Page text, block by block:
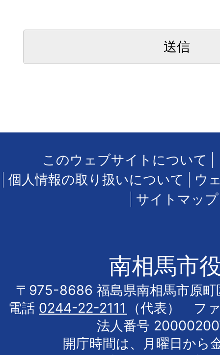
このウェブサイトについて
個人情報の取り扱いについて
ウ
サイトマップ
南相馬市
〒975-8686 福島県南相馬市原町
電話 0244-22-2111
（代表） フ
法人番号
開庁時間は、月曜日から